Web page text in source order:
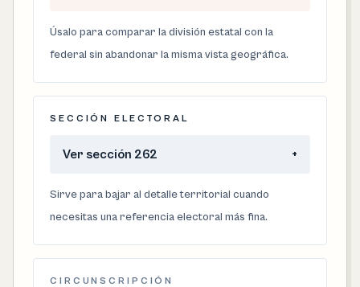
Úsalo para comparar la división estatal con la
federal sin abandonar la misma vista geográfica.
SECCIÓN ELECTORAL
Ver sección 262 +
Sirve para bajar al detalle territorial cuando
necesitas una referencia electoral más fina.
CIRCUNSCRIPCIÓN